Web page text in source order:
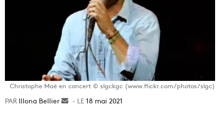
Christophe Maé en concert © slgckgc (www.flickr.com/photos/slgc)
Illona Bellier
Envoyer18 mai 2021